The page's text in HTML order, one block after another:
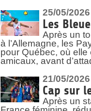
25/05/2026
Les
Après un
à l’Allemagne, les
pour Québec, où
amicaux, avant
21/05/2026
Cap sur
Après un